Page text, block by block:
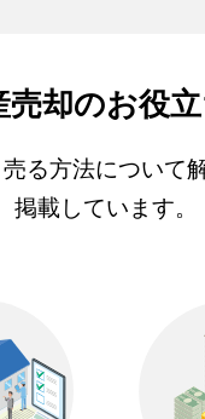
売却のお役
る方法について
掲載しています。